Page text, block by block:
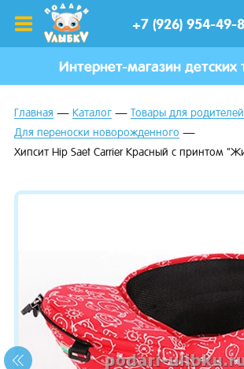
+7 (926) 954-49-
Интернет-магазин детских
Главная Каталог
Товары для родителей
Для переноски новорожденного
Хипсит Hip Saet Carrier Красный с принтом